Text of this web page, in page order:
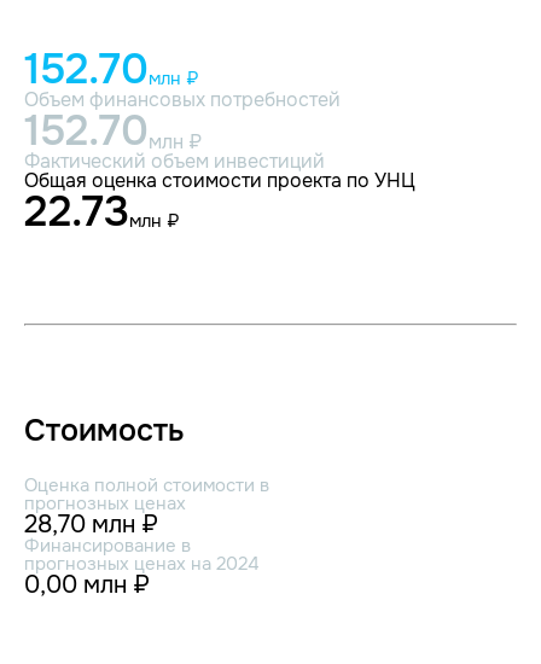
152.70млн ₽
Объем финансовых потребностей
152.70млн ₽
Фактический объем инвестиций
Общая оценка стоимости проекта по УНЦ
22.73млн ₽
Стоимость
Оценка полной стоимости в
прогнозных ценах
28,70 млн ₽
Финансирование в
прогнозных ценах на 2024
0,00 млн ₽